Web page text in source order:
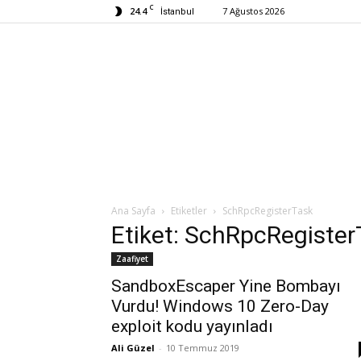
24.4 C İstanbul 7 Ağustos 2026
Ana Sayfa Etiketler SchRpcRegisterTask
Etiket:
Zaafiyet
SandboxEscaper Yine Bombayı
Vurdu! Windows 10 Zero-Day
exploit kodu yayınladı
Ali Güzel - 10 Temmuz 2019